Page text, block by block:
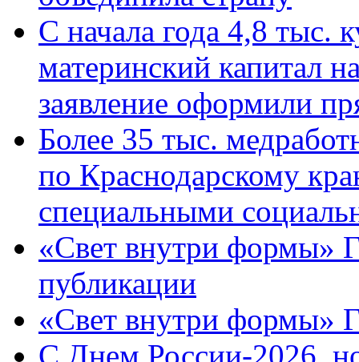
С начала года 4,8 тыс.
материнский капитал
заявление оформили
Более 35 тыс.
по Краснодарскому
специальными
«Свет внутри формы»
публикации
«Свет внутри формы»